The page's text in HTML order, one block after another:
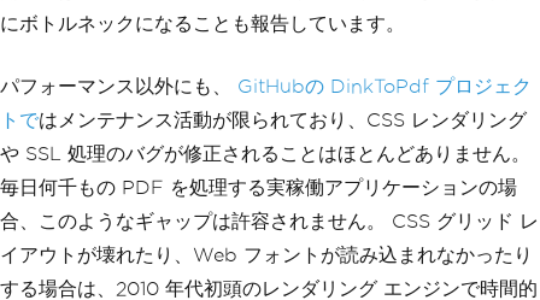
にボトルネックになることも報告しています。
パフォーマンス以外にも、 GitHubの DinkToPdf プロジェク
トではメンテナンス活動が限られており、CSS レンダリング
や SSL 処理のバグが修正されることはほとんどありません。
毎日何千もの PDF を処理する実稼働アプリケーションの場
合、このようなギャップは許容されません。 CSS グリッド レ
イアウトが壊れたり、Web フォントが読み込まれなかったり
する場合は、2010 年代初頭のレンダリング エンジンで時間的